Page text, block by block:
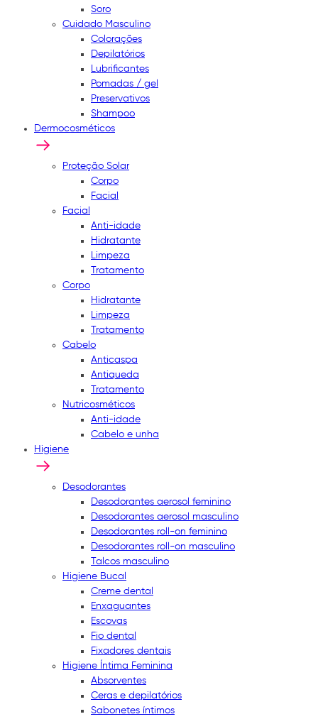
Soro
Cuidado Masculino
Colorações
Depilatórios
Lubrificantes
Pomadas / gel
Preservativos
Shampoo
Dermocosméticos
Proteção Solar
Corpo
Facial
Facial
Anti-idade
Hidratante
Limpeza
Tratamento
Corpo
Hidratante
Limpeza
Tratamento
Cabelo
Anticaspa
Antiqueda
Tratamento
Nutricosméticos
Anti-idade
Cabelo e unha
Higiene
Desodorantes
Desodorantes aerosol feminino
Desodorantes aerosol masculino
Desodorantes roll-on feminino
Desodorantes roll-on masculino
Talcos masculino
Higiene Bucal
Creme dental
Enxaguantes
Escovas
Fio dental
Fixadores dentais
Higiene Íntima Feminina
Absorventes
Ceras e depilatórios
Sabonetes íntimos